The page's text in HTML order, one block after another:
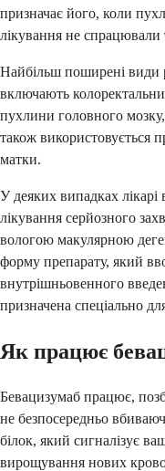
призначає його, коли
лікування не спрацювали
Найбільш поширені види
включають
пухлини головного
також використовується
матки.
У деяких випадках
лікування серйозного
вологою макулярною
форму препарату, який
внутрішньовенного
призначена спеціально
Як працює
Бевацизумаб працює,
не безпосередньо
білок, який сигналізує
вирощування нових